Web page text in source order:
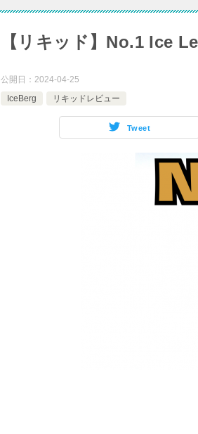
【リキッド】No.1 Ice
公開日： 2024-04-25
IceBerg
リキッドレビュー
Tweet